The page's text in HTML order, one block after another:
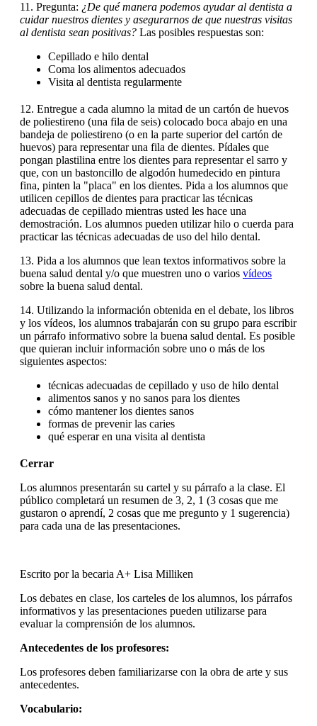
11. Pregunta: ¿De qué manera podemos ayudar al dentista a
cuidar nuestros dientes y asegurarnos de que nuestras visitas
al dentista sean positivas? Las posibles respuestas son:
Cepillado e hilo dental
Coma los alimentos adecuados
Visita al dentista regularmente
12. Entregue a cada alumno la mitad de un cartón de huevos
de poliestireno (una fila de seis) colocado boca abajo en una
bandeja de poliestireno (o en la parte superior del cartón de
huevos) para representar una fila de dientes. Pídales que
pongan plastilina entre los dientes para representar el sarro y
que, con un bastoncillo de algodón humedecido en pintura
fina, pinten la "placa" en los dientes. Pida a los alumnos que
utilicen cepillos de dientes para practicar las técnicas
adecuadas de cepillado mientras usted les hace una
demostración. Los alumnos pueden utilizar hilo o cuerda para
practicar las técnicas adecuadas de uso del hilo dental.
13. Pida a los alumnos que lean textos informativos sobre la
buena salud dental y/o que muestren uno o varios vídeos
sobre la buena salud dental.
14. Utilizando la información obtenida en el debate, los libros
y los vídeos, los alumnos trabajarán con su grupo para escribir
un párrafo informativo sobre la buena salud dental. Es posible
que quieran incluir información sobre uno o más de los
siguientes aspectos:
técnicas adecuadas de cepillado y uso de hilo dental
alimentos sanos y no sanos para los dientes
cómo mantener los dientes sanos
formas de prevenir las caries
qué esperar en una visita al dentista
Cerrar
Los alumnos presentarán su cartel y su párrafo a la clase. El
público completará un resumen de 3, 2, 1 (3 cosas que me
gustaron o aprendí, 2 cosas que me pregunto y 1 sugerencia)
para cada una de las presentaciones.
Escrito porla becaria A+ Lisa Milliken
Los debates en clase, los carteles de los alumnos, los párrafos
informativos y las presentaciones pueden utilizarse para
evaluar la comprensión de los alumnos.
Antecedentes de los profesores:
Los profesores deben familiarizarse con la obra de arte y sus
antecedentes.
Vocabulario: